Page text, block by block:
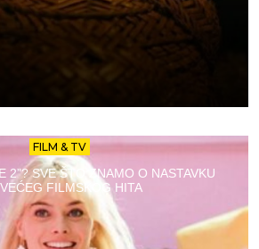
FILM & TV
2”? SVE ŠTO ZNAMO O NASTAVKU
FILMSKOG HITA